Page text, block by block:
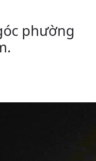
phường